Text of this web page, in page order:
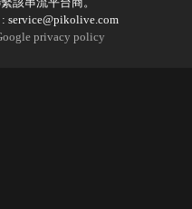
service@pikolive.com
privacy policy